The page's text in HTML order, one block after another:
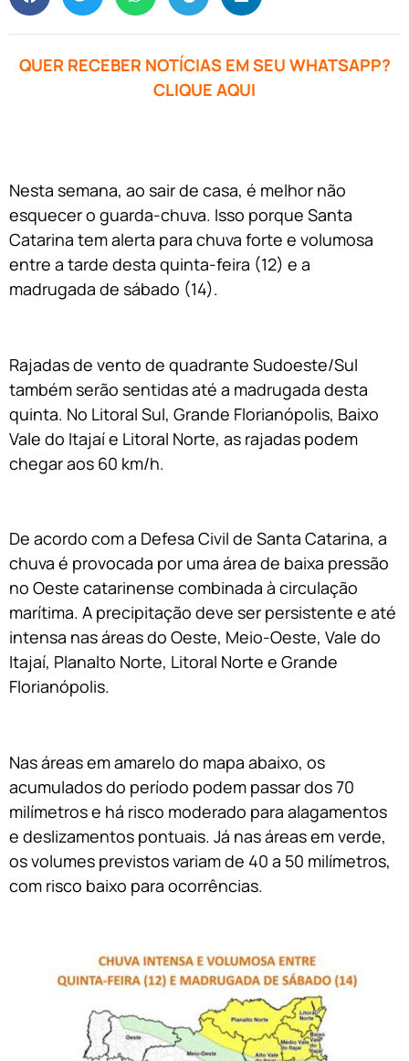
QUER RECEBER NOTÍCIAS EM SEU WHATSAPP?
CLIQUE AQUI
Nesta semana, ao sair de casa, é melhor não
esquecer o guarda-chuva. Isso porque Santa
Catarina tem alerta para chuva forte e volumosa
entre a tarde desta quinta-feira (12) e a
madrugada de sábado (14).
Rajadas de vento de quadrante Sudoeste/Sul
também serão sentidas até a madrugada desta
quinta. No Litoral Sul, Grande Florianópolis, Baixo
Vale do Itajaí e Litoral Norte, as rajadas podem
chegar aos 60 km/h.
De acordo com a Defesa Civil de Santa Catarina, a
chuva é provocada por uma área de baixa pressão
no Oeste catarinense combinada à circulação
marítima. A precipitação deve ser persistente e até
intensa nas áreas do Oeste, Meio-Oeste, Vale do
Itajaí, Planalto Norte, Litoral Norte e Grande
Florianópolis.
Nas áreas em amarelo do mapa abaixo, os
acumulados do período podem passar dos 70
milímetros e há risco moderado para alagamentos
e deslizamentos pontuais. Já nas áreas em verde,
os volumes previstos variam de 40 a 50 milímetros,
com risco baixo para ocorrências.